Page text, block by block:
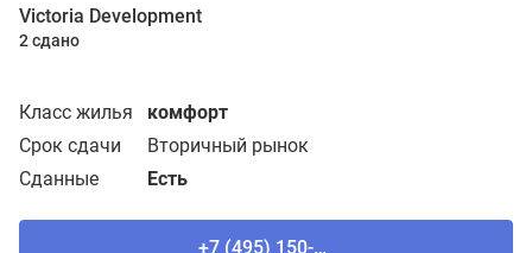
Victoria Development
2 сдано
Класс жилья комфорт
Срок сдачи
Вторичный рынок
Сданные
Есть
+7 (495) 150-90-61